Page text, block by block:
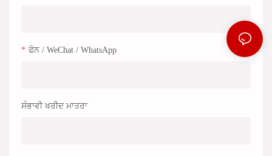
ਫੋਨ / WeChat / WhatsApp
ਸੰਭਾਵੀ ਖਰੀਦ ਮਾਤਰਾ